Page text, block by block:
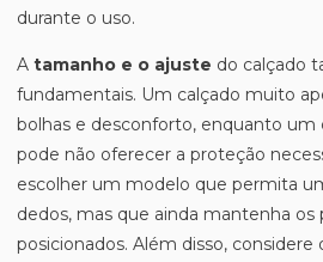
durante o uso.
A tamanho e o ajuste do calçado
fundamentais. Um calçado muito
bolhas e desconforto, enquanto um
pode não oferecer a proteção
escolher um modelo que permita
dedos, mas que ainda mantenha
posicionados. Além disso, considere